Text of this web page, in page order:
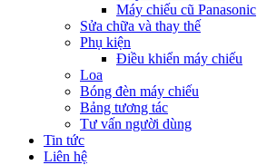
Máy chiếu cũ Panasonic
Sửa chữa và thay thế
Phụ kiện
Điều khiển máy chiếu
Loa
Bóng đèn máy chiếu
Bảng tương tác
Tư vấn người dùng
Tin tức
Liên hệ